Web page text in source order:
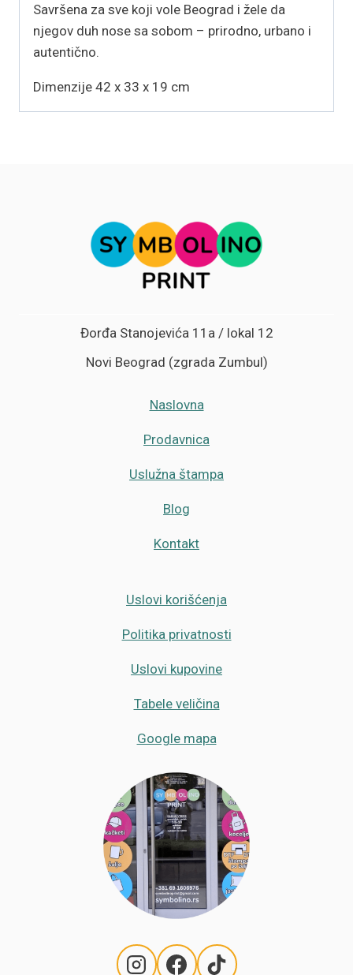
Savršena za sve koji vole Beograd i žele da
njegov duh nose sa sobom – prirodno, urbano i
autentično.
Dimenzije 42 x 33 x 19 cm
Đorđa Stanojevića 11a / lokal 12
Novi Beograd (zgrada Zumbul)
Naslovna
Prodavnica
Uslužna štampa
Blog
Kontakt
Uslovi korišćenja
Politika privatnosti
Uslovi kupovine
Tabele veličina
Google mapa